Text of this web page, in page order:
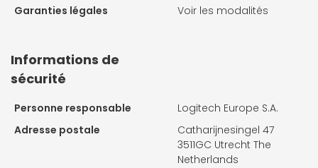
Garanties légales
Voir les modalités
Informations de
sécurité
Personne responsable
Logitech Europe S.A.
Adresse postale
Catharijnesingel 47
3511GC Utrecht The
Netherlands